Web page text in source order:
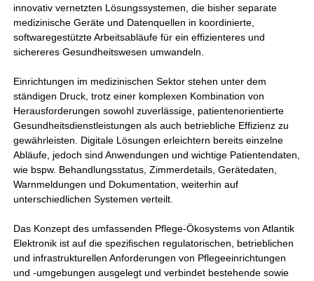
innovativ vernetzten Lösungssystemen, die bisher separate
medizinische Geräte und Datenquellen in koordinierte,
softwaregestützte Arbeitsabläufe für ein effizienteres und
sichereres Gesundheitswesen umwandeln.
Einrichtungen im medizinischen Sektor stehen unter dem
ständigen Druck, trotz einer komplexen Kombination von
Herausforderungen sowohl zuverlässige, patientenorientierte
Gesundheitsdienstleistungen als auch betriebliche Effizienz zu
gewährleisten. Digitale Lösungen erleichtern bereits einzelne
Abläufe, jedoch sind Anwendungen und wichtige Patientendaten,
wie bspw. Behandlungsstatus, Zimmerdetails, Gerätedaten,
Warnmeldungen und Dokumentation, weiterhin auf
unterschiedlichen Systemen verteilt.
Das Konzept des umfassenden Pflege-Ökosystems von Atlantik
Elektronik ist auf die spezifischen regulatorischen, betrieblichen
und infrastrukturellen Anforderungen von Pflegeeinrichtungen
und -umgebungen ausgelegt und verbindet bestehende sowie